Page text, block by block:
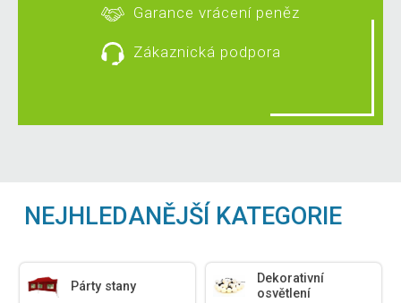
Garance vrácení peněz
Zákaznická podpora
NEJHLEDANĚJŠÍ KATEGORIE
Párty stany
Dekorativní
osvětlení